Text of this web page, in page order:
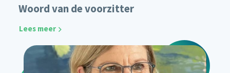
Woord van de voorzitter
Lees meer